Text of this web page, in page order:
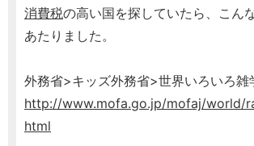
消費税の高い国を探していたら、こん
あたりました。
外務省>キッズ外務省>世界いろいろ雑
http://www.mofa.go.jp/mofaj/world/
html